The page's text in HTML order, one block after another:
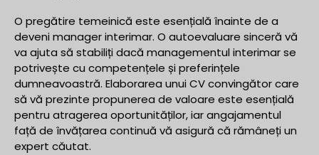
O pregătire temeinică este esențială înainte de a
deveni manager interimar. O autoevaluare sinceră vă
va ajuta să stabiliți dacă managementul interimar se
potrivește cu competențele și preferințele
dumneavoastră. Elaborarea unui CV convingător care
să vă prezinte propunerea de valoare este esențială
pentru atragerea oportunităților, iar angajamentul
față de învățarea continuă vă asigură că rămâneți un
expert căutat.